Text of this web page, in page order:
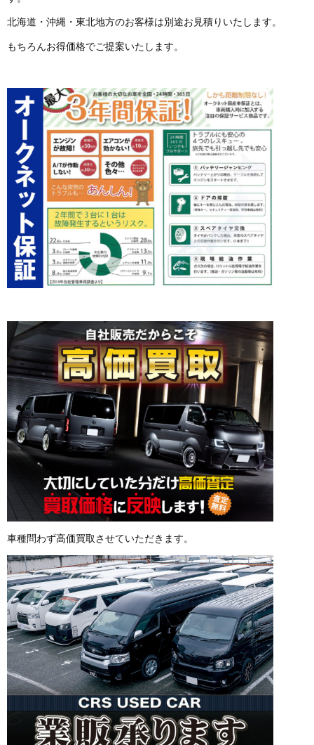
北海道・沖縄・東北地方のお客様は別途お見積りいたします。
もちろんお得価格でご提案いたします。
車種問わず高価買取させていただきます。